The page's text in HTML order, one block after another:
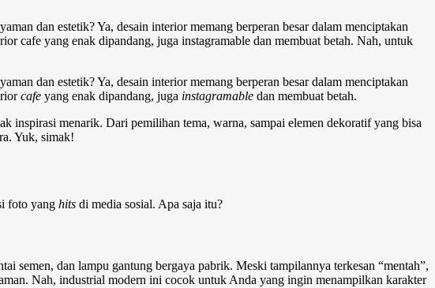
dan estetik? Ya, desain interior memang berperan besar dalam menciptakan
cafe yang enak dipandang, juga instagramable dan membuat betah. Nah, untuk
dan estetik? Ya, desain interior memang berperan besar dalam menciptakan
cafe yang enak dipandang, juga instagramable dan membuat betah.
inspirasi menarik. Dari pemilihan tema, warna, sampai elemen dekoratif yang bisa
Yuk, simak!
foto yang hits di media sosial. Apa saja itu?
semen, dan lampu gantung bergaya pabrik. Meski tampilannya terkesan “mentah”,
Nah, industrial modern ini cocok untuk Anda yang ingin menampilkan karakter